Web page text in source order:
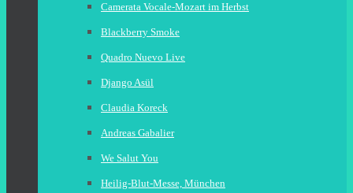
Camerata Vocale-Mozart im Herbst
Blackberry Smoke
Quadro Nuevo Live
Django Asül
Claudia Koreck
Andreas Gabalier
We Salut You
Heilig-Blut-Messe, München